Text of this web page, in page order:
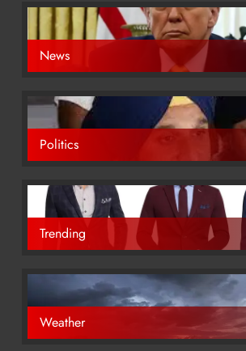
News
Politics
Trending
Weather